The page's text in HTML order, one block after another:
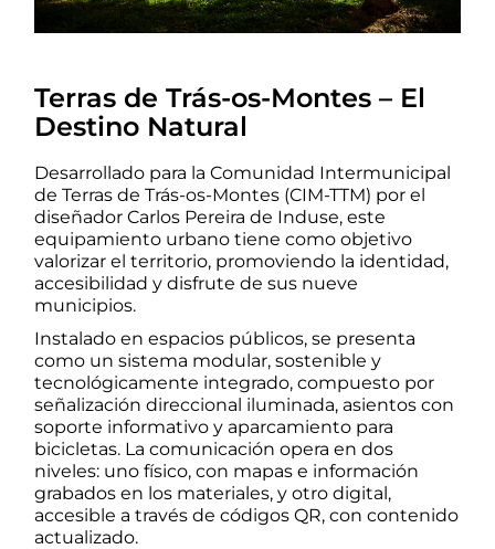
Terras de Trás-os-Montes – El
Destino Natural
Desarrollado para la Comunidad Intermunicipal
de Terras de Trás-os-Montes (CIM-TTM) por el
diseñador Carlos Pereira de Induse, este
equipamiento urbano tiene como objetivo
valorizar el territorio, promoviendo la identidad,
accesibilidad y disfrute de sus nueve
municipios.
Instalado en espacios públicos, se presenta
como un sistema modular, sostenible y
tecnológicamente integrado, compuesto por
señalización direccional iluminada, asientos con
soporte informativo y aparcamiento para
bicicletas. La comunicación opera en dos
niveles: uno físico, con mapas e información
grabados en los materiales, y otro digital,
accesible a través de códigos QR, con contenido
actualizado.